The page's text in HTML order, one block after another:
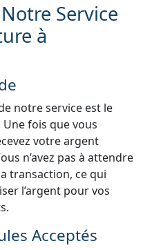
Service
à
notre service est le
fois que vous
votre argent
n’avez pas à attendre
transaction, ce qui
l’argent pour vos
Acceptés